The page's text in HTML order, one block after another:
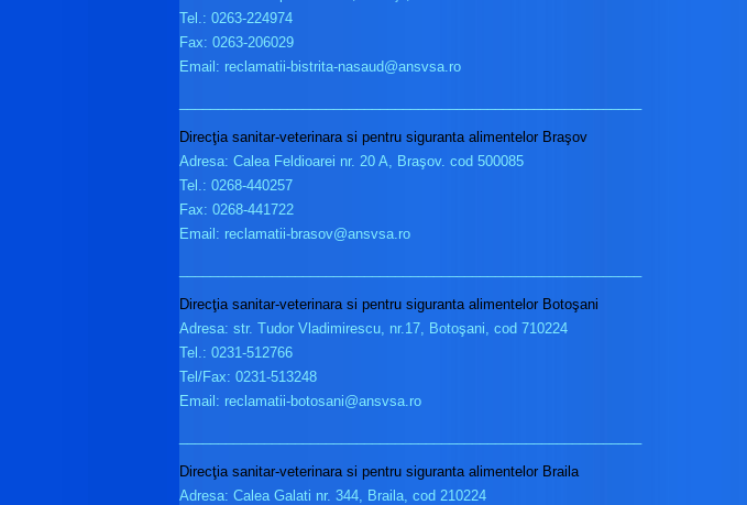
Tel.: 0263-224974
Fax: 0263-206029
Email: reclamatii-bistrita-nasaud@ansvsa.ro
Direcţia sanitar-veterinara si pentru siguranta alimentelor Braşov
Adresa: Calea Feldioarei nr. 20 A, Braşov. cod 500085
Tel.: 0268-440257
Fax: 0268-441722
Email: reclamatii-brasov@ansvsa.ro
Direcţia sanitar-veterinara si pentru siguranta alimentelor Botoşani
Adresa: str. Tudor Vladimirescu, nr.17, Botoşani, cod 710224
Tel.: 0231-512766
Tel/Fax: 0231-513248
Email: reclamatii-botosani@ansvsa.ro
Direcţia sanitar-veterinara si pentru siguranta alimentelor Braila
Adresa: Calea Galati nr. 344, Braila, cod 210224